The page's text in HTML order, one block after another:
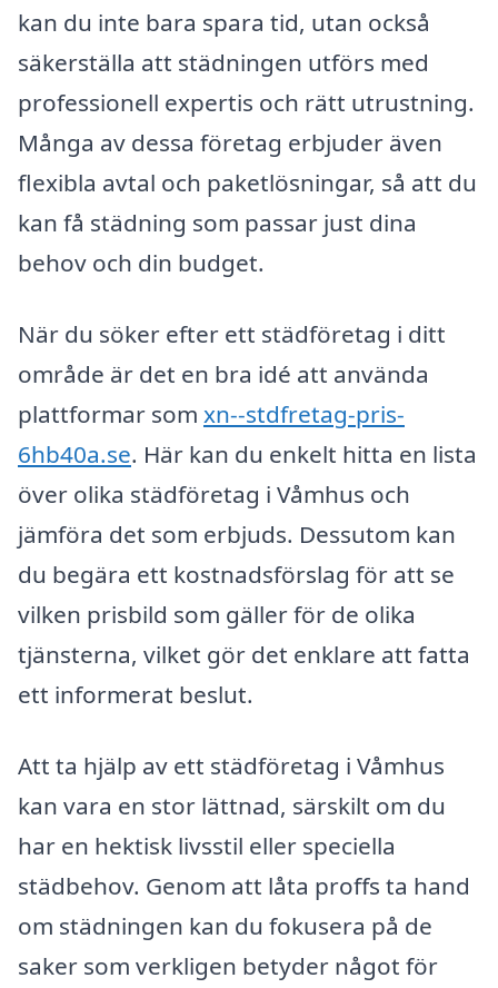
kan du inte bara spara tid, utan också
säkerställa att städningen utförs med
professionell expertis och rätt utrustning.
Många av dessa företag erbjuder även
flexibla avtal och paketlösningar, så att du
kan få städning som passar just dina
behov och din budget.
När du söker efter ett städföretag i ditt
område är det en bra idé att använda
plattformar som xn--stdfretag-pris-
6hb40a.se. Här kan du enkelt hitta en lista
över olika städföretag i Våmhus och
jämföra det som erbjuds. Dessutom kan
du begära ett kostnadsförslag för att se
vilken prisbild som gäller för de olika
tjänsterna, vilket gör det enklare att fatta
ett informerat beslut.
Att ta hjälp av ett städföretag i Våmhus
kan vara en stor lättnad, särskilt om du
har en hektisk livsstil eller speciella
städbehov. Genom att låta proffs ta hand
om städningen kan du fokusera på de
saker som verkligen betyder något för